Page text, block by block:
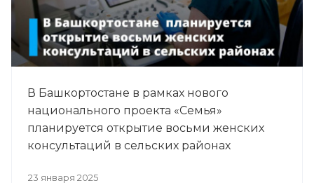
В Башкортостане в рамках нового
национального проекта «Семья»
планируется открытие восьми женских
консультаций в сельских районах
23 января 2025